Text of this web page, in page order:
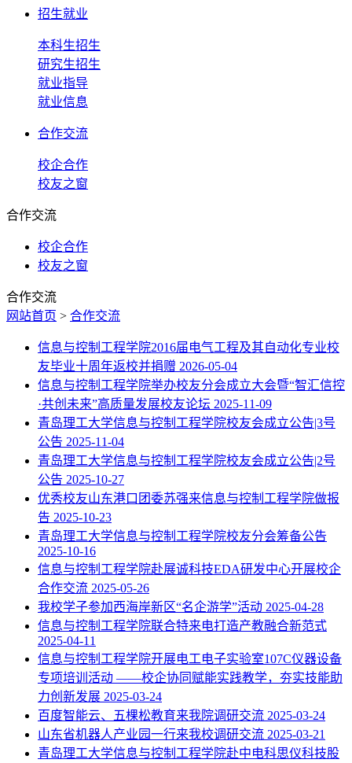
招生就业
本科生招生
研究生招生
就业指导
就业信息
合作交流
校企合作
校友之窗
合作交流
校企合作
校友之窗
合作交流
网站首页 > 合作交流
信息与控制工程学院2016届电气工程及其自动化专业校
友毕业十周年返校并捐赠 2026-05-04
信息与控制工程学院举办校友分会成立大会暨“智汇信控
·共创未来”高质量发展校友论坛 2025-11-09
青岛理工大学信息与控制工程学院校友会成立公告|3号
公告 2025-11-04
青岛理工大学信息与控制工程学院校友会成立公告|2号
公告 2025-10-27
优秀校友山东港口团委苏强来信息与控制工程学院做报
告 2025-10-23
青岛理工大学信息与控制工程学院校友分会筹备公告
2025-10-16
信息与控制工程学院赴展诚科技EDA研发中心开展校企
合作交流 2025-05-26
我校学子参加西海岸新区“名企游学”活动 2025-04-28
信息与控制工程学院联合特来电打造产教融合新范式
2025-04-11
信息与控制工程学院开展电工电子实验室107C仪器设备
专项培训活动 ——校企协同赋能实践教学，夯实技能助
力创新发展 2025-03-24
百度智能云、五棵松教育来我院调研交流 2025-03-24
山东省机器人产业园一行来我校调研交流 2025-03-21
青岛理工大学信息与控制工程学院赴中电科思仪科技股